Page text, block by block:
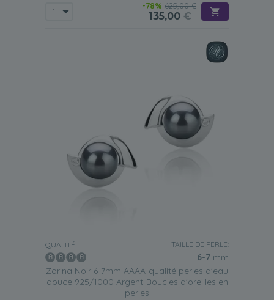
-78% 625,00 €
135,00 €
QUALITÉ: TAILLE DE PERLE:
6-7 mm
Zorina Noir 6-7mm AAAA-qualité perles d'eau
douce 925/1000 Argent-Boucles d'oreilles en
perles